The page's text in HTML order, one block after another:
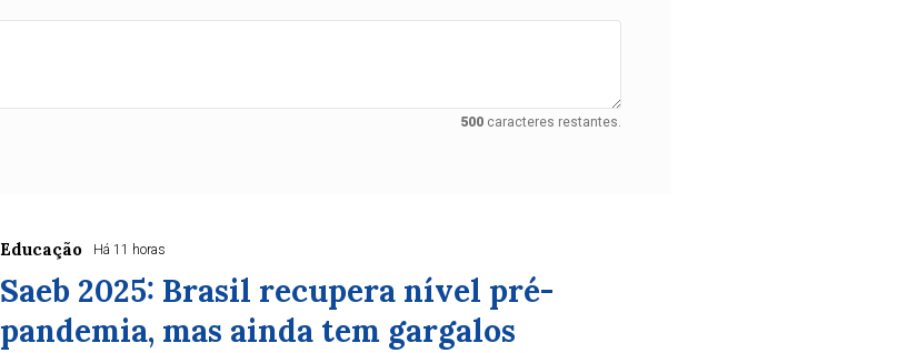
500 caracteres restantes.
Educação Há 11 horas
Saeb 2025: Brasil recupera nível pré-
pandemia, mas ainda tem gargalos